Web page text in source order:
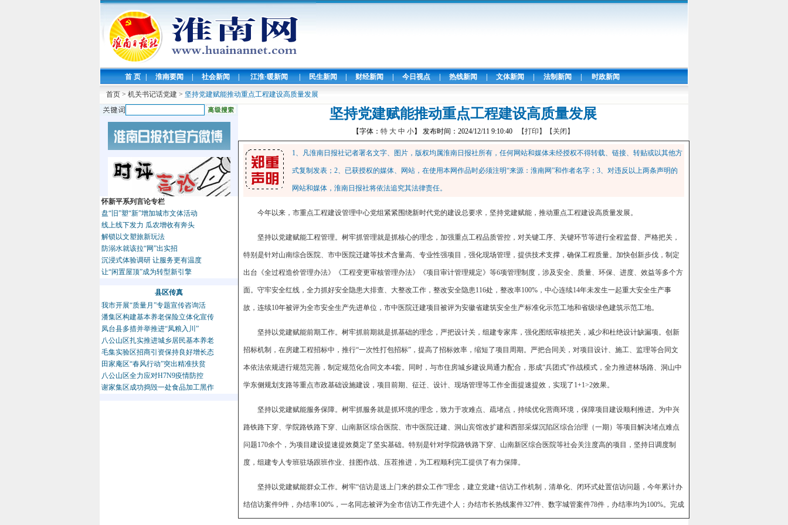
首 页 | 淮南要闻 | 社会新闻 | 江淮·暖新闻 | 民生新闻 | 财经新闻 | 今日视点 | 热线新闻 | 文体新闻 | 法制新闻 | 时政新闻
首页 > 机关书记话党建 > 坚持党建赋能推动重点工程建设高质量发展
怀新平系列言论专栏
盘“旧”塑“新”增加城市文体活动
线上线下发力 瓜农增收有奔头
解锁以文塑旅新玩法
防溺水就该拉“网”出实招
沉浸式体验调研 让服务更有温度
让“闲置屋顶”成为转型新引擎
县区传真
我市开展“质量月”专题宣传咨询活
潘集区构建基本养老保险立体化宣传
凤台县多措并举推进“凤粮入川”
八公山区扎实推进城乡居民基本养老
毛集实验区招商引资保持良好增长态
田家庵区“春风行动”突出精准扶贫
八公山区全力应对H7N9疫情防控
谢家集区成功捣毁一处食品加工黑作
坚持党建赋能推动重点工程建设高质量发展
【字体： 特 大 中 小】 发布时间：2024/12/11 9:10:40 【打印】 【关闭】
1、凡淮南日报社记者署名文字、图片，版权均属淮南日报社所有，任何网站和媒体未经授权不得转载、链接、转贴或以其他方
式复制发表；2、已获授权的媒体、网站，在使用本网作品时必须注明“来源：淮南网”和作者名字；3、对违反以上两条声明的
网站和媒体，淮南日报社将依法追究其法律责任。
今年以来，市重点工程建设管理中心党组紧紧围绕新时代党的建设总要求，坚持党建赋能，推动重点工程建设高质量发展。
坚持以党建赋能工程管理。树牢抓管理就是抓核心的理念，加强重点工程品质管控，对关键工序、关键环节等进行全程监督、严格把关，
特别是针对山南综合医院、市中医院迁建等技术含量高、专业性强项目，强化现场管理，提供技术支撑，确保工程质量。加快创新步伐，制定
出台《全过程造价管理办法》《工程变更审核管理办法》《项目审计管理规定》等6项管理制度，涉及安全、质量、环保、进度、效益等多个方
面。守牢安全红线，全力抓好安全隐患大排查、大整改工作，整改安全隐患116处，整改率100%，中心连续14年未发生一起重大安全生产事
故，连续10年被评为全市安全生产先进单位，市中医院迁建项目被评为安徽省建筑安全生产标准化示范工地和省级绿色建筑示范工地。
坚持以党建赋能前期工作。树牢抓前期就是抓基础的理念，严把设计关，组建专家库，强化图纸审核把关，减少和杜绝设计缺漏项。创新
招标机制，在房建工程招标中，推行“一次性打包招标”，提高了招标效率，缩短了项目周期。严把合同关，对项目设计、施工、监理等合同文
本依法依规进行规范完善，制定规范化合同文本4套。同时，与市住房城乡建设局通力配合，形成“兵团式”作战模式，全力推进林场路、洞山中
学东侧规划支路等重点市政基础设施建设，项目前期、征迁、设计、现场管理等工作全面提速提效，实现了1+1>2效果。
坚持以党建赋能服务保障。树牢抓服务就是抓环境的理念，致力于攻难点、疏堵点，持续优化营商环境，保障项目建设顺利推进。为中兴
路铁路下穿、学院路铁路下穿、山南新区综合医院、市中医院迁建、洞山宾馆改扩建和西部采煤沉陷区综合治理（一期）等项目解决堵点难点
问题170余个，为项目建设提速提效奠定了坚实基础。特别是针对学院路铁路下穿、山南新区综合医院等社会关注度高的项目，坚持日调度制
度，组建专人专班驻场跟班作业、挂图作战、压茬推进，为工程顺利完工提供了有力保障。
坚持以党建赋能群众工作。树牢“信访是送上门来的群众工作”理念，建立党建+信访工作机制，清单化、闭环式处置信访问题，今年累计办
结信访案件9件，办结率100%，一名同志被评为全市信访工作先进个人；办结市长热线案件327件、数字城管案件78件，办结率均为100%。完成